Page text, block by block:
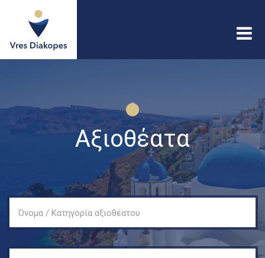
Αξιοθέατα
Όνομα / Κατηγορία αξιοθέατου